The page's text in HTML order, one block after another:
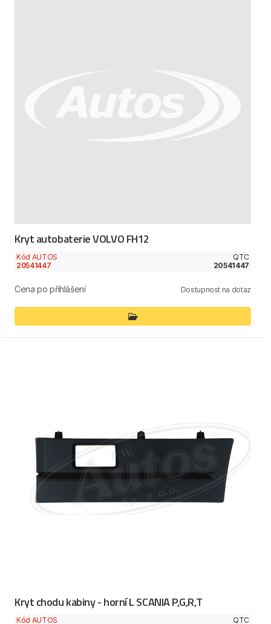
Kryt autobaterie VOLVO FH12
Kód AUTOS
20541447
QTC
20541447
Cena po přihlášení Dostupnost na dotaz
Kryt chodu kabiny - horní L SCANIA P,G,R,T
Kód AUTOS QTC